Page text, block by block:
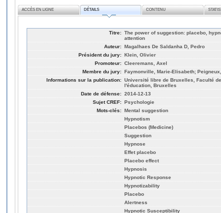
ACCÈS EN LIGNE DÉTAILS CONTENU
Titre: The power of suggestion: placebo,
attention
Auteur: Magalhaes De Saldanha D, Pedro
Président du jury: Klein, Olivier
Promoteur: Cleeremans, Axel
Membre du jury: Faymonville, Marie-Elisabeth;
Informations sur la publication: Université libre de Bruxelles, Faculté
l'éducation, Bruxelles
Date de défense: 2014-12-13
Sujet CREF: Psychologie
Mots-clés: Mental suggestion
Hypnotism
Placebos (Medicine)
Suggestion
Hypnose
Effet placebo
Placebo effect
Hypnosis
Hypnotic Response
Hypnotizability
Placebo
Alertness
Hypnotic Susceptibility